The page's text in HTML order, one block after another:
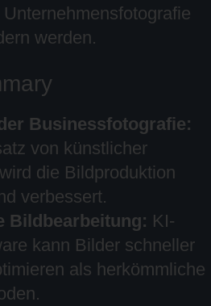
werden.
Businessfotografie:
von künstlicher
die Bildproduktion
verbessert.
Bildbearbeitung: KI-
kann Bilder schneller
als herkömmliche